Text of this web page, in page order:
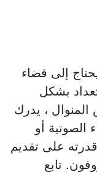
إلى قضاء
بشكل
، يدرك
الصوتية أو
على تقديم
تابع